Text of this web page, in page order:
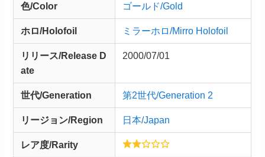
色/Color ゴールド/Gold
ホロ/Holofoil ミラーホロ/Mirro Holofoil
リリース/Release D
ate
2000/07/01
世代/Generation 第2世代/Generation 2
リージョン/Region 日本/Japan
レア度/Rarity